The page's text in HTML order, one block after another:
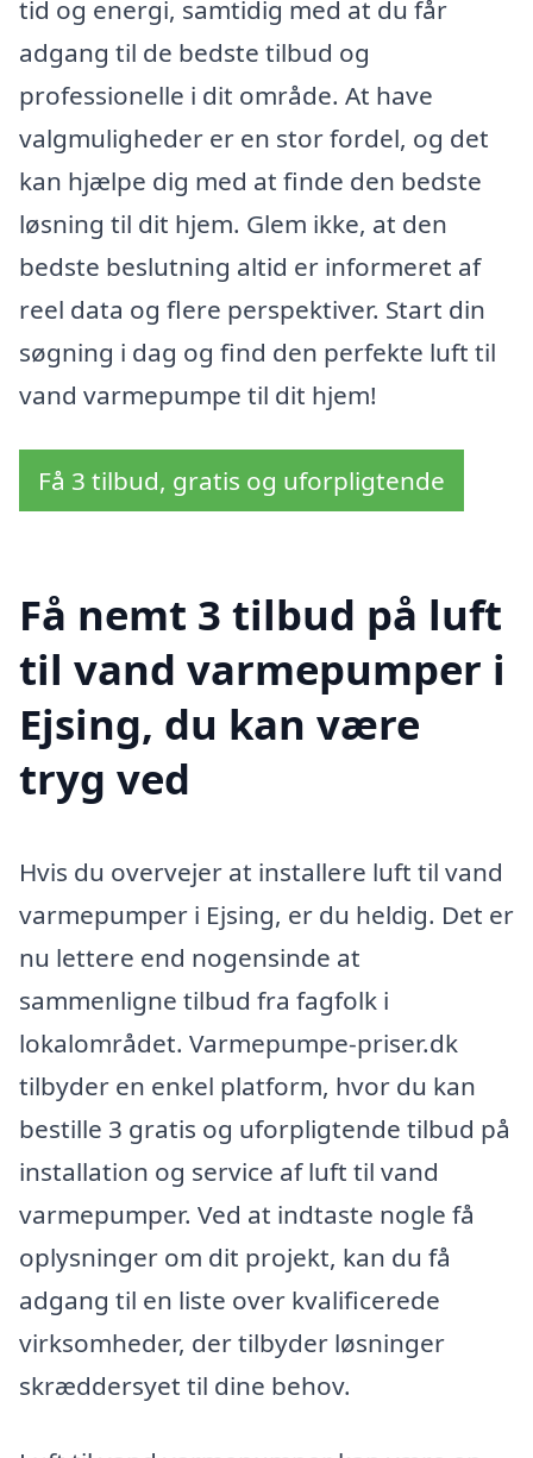
tid og energi, samtidig med at du får
adgang til de bedste tilbud og
professionelle i dit område. At have
valgmuligheder er en stor fordel, og det
kan hjælpe dig med at finde den bedste
løsning til dit hjem. Glem ikke, at den
bedste beslutning altid er informeret af
reel data og flere perspektiver. Start din
søgning i dag og find den perfekte luft til
vand varmepumpe til dit hjem!
Få 3 tilbud, gratis og uforpligtende
Få nemt 3 tilbud på luft
til vand varmepumper i
Ejsing, du kan være
tryg ved
Hvis du overvejer at installere luft til vand
varmepumper i Ejsing, er du heldig. Det er
nu lettere end nogensinde at
sammenligne tilbud fra fagfolk i
lokalområdet. Varmepumpe-priser.dk
tilbyder en enkel platform, hvor du kan
bestille 3 gratis og uforpligtende tilbud på
installation og service af luft til vand
varmepumper. Ved at indtaste nogle få
oplysninger om dit projekt, kan du få
adgang til en liste over kvalificerede
virksomheder, der tilbyder løsninger
skræddersyet til dine behov.